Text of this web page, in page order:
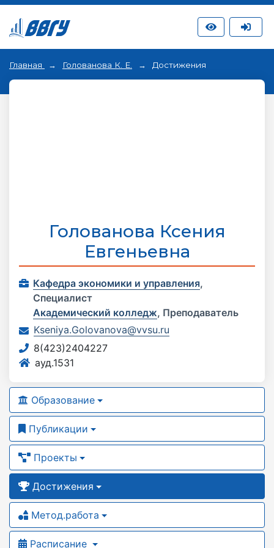
Главная Голованова К. Е. Достижения
Голованова Ксения
Евгеньевна
Кафедра экономики и управления,
Специалист
Академический колледж, Преподаватель
Kseniya.Golovanova@vvsu.ru
8(423)2404227
ауд.1531
Образование
Публикации
Проекты
Достижения
Метод.работа
Расписание